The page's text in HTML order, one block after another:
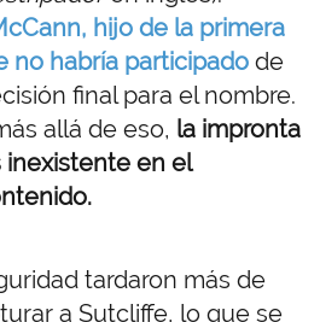
hijo de la primera
no habría participado de
final para el nombre.
allá de eso, la impronta
inexistente en el
tardaron más de
a Sutcliffe, lo que se